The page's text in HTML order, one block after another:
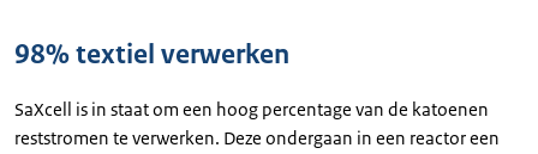
98% textiel verwerken
SaXcell is in staat om een hoog percentage van de katoenen
reststromen te verwerken. Deze ondergaan in een reactor een